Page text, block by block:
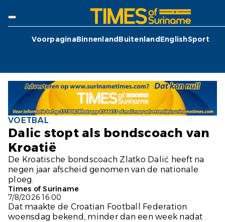
VoorpaginaBinnenlandBuitenlandEnglishSport
VOETBAL
Dalic stopt als bondscoach van
Kroatië
De Kroatische bondscoach Zlatko Dalić heeft na
negen jaar afscheid genomen van de nationale
ploeg.
Times of Suriname
7/8/2026 16:00
Dat maakte de Croatian Football Federation
woensdag bekend, minder dan een week nadat